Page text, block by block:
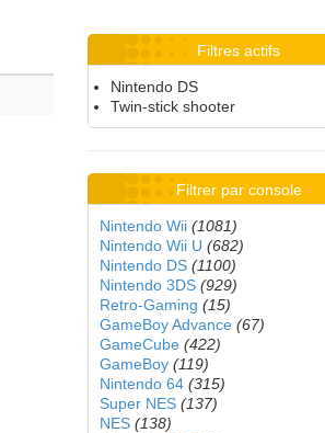
Filtres actifs
Nintendo DS
Twin-stick shooter
Filtrer par console
Nintendo Wii (1081)
Nintendo Wii U (682)
Nintendo DS (1100)
Nintendo 3DS (929)
Retro-Gaming (15)
GameBoy Advance (67)
GameCube (422)
GameBoy (119)
Nintendo 64 (315)
Super NES (137)
NES (138)